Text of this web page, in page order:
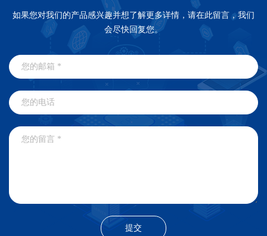
如果您对我们的产品感兴趣并想了解更多详情，请在此留言，我们
会尽快回复您。